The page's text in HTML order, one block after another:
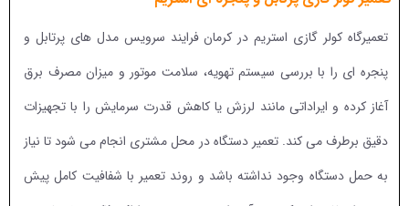
تعمیرگاه کولر گازی استریم در کرمان فرایند سرویس مدل های پرتابل و
پنجره ای را با بررسی سیستم تهویه، سلامت موتور و میزان مصرف برق
آغاز کرده و ایراداتی مانند لرزش یا کاهش قدرت سرمایش را با تجهیزات
دقیق برطرف می کند. تعمیر دستگاه در محل مشتری انجام می شود تا نیاز
به حمل دستگاه وجود نداشته باشد و روند تعمیر با شفافیت کامل پیش